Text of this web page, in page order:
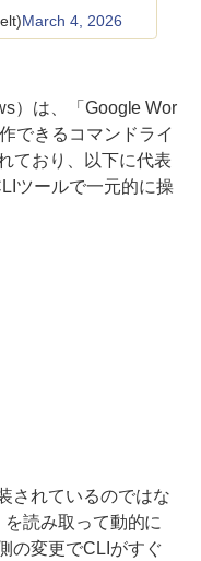
March 4, 2026
）は、「Google Wor
できるコマンドライ
ており、以下に代表
ツールで一元的に操
されているのではな
読み取って動的に
の変更でCLIがすぐ